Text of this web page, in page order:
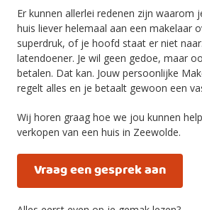
Er kunnen allerlei redenen zijn waarom
huis liever helemaal aan een makelaar
superdruk, of je hoofd staat er niet
latendoener. Je wil geen gedoe, maar
betalen. Dat kan. Jouw persoonlijke
regelt alles en je betaalt gewoon een
Wij horen graag hoe we jou kunnen
verkopen van een huis in Zeewolde.
Vraag een gesprek aan